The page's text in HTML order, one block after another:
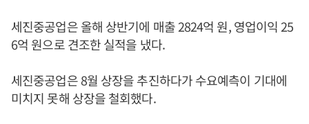
세진중공업은 올해 상반기에 매출 2824억 원, 영업이익 25
6억 원으로 견조한 실적을 냈다.
세진중공업은 8월 상장을 추진하다가 수요예측이 기대에
미치지 못해 상장을 철회했다.